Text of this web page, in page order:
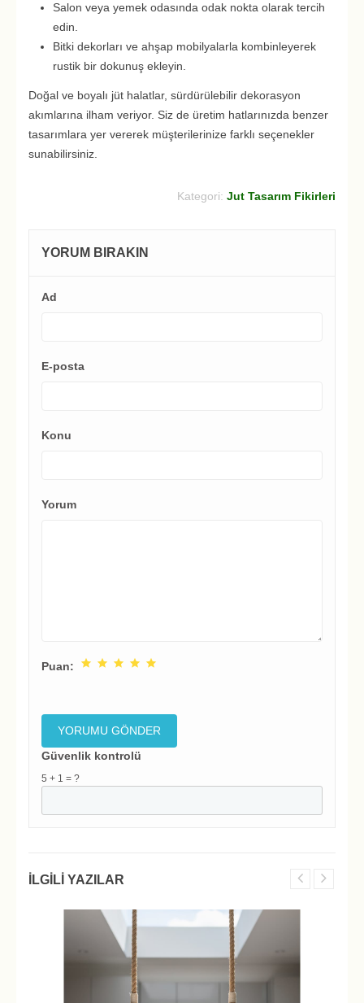
Salon veya yemek odasında odak nokta olarak tercih
edin.
Bitki dekorları ve ahşap mobilyalarla kombinleyerek
rustik bir dokunuş ekleyin.
Doğal ve boyalı jüt halatlar, sürdürülebilir dekorasyon
akımlarına ilham veriyor. Siz de üretim hatlarınızda benzer
tasarımlara yer vererek müşterilerinize farklı seçenekler
sunabilirsiniz.
Kategori: Jut Tasarım Fikirleri
YORUM BIRAKIN
Ad
E-posta
Konu
Yorum
Puan:
Güvenlik kontrolü
5 + 1 = ?
İLGILI YAZILAR